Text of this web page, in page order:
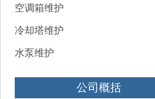
空调箱维护
冷却塔维护
水泵维护
公司概括